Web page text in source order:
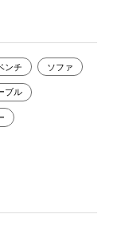
ンチ ソファ
ブル